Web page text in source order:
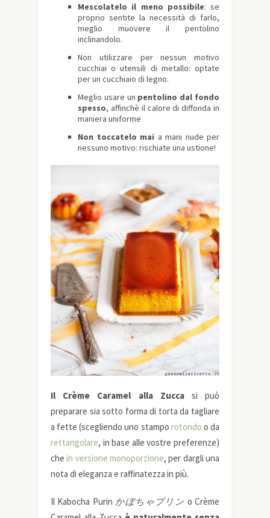
Mescolatelo il meno possibile: se
proprio sentite la necessità di farlo,
meglio muovere il pentolino
inclinandolo.
Non utilizzare per nessun motivo
cucchiai o utensili di metallo: optate
per un cucchiaio di legno.
Meglio usare un pentolino dal fondo
spesso, affinchè il calore di diffonda in
maniera uniforme
Non toccatelo mai a mani nude per
nessuno motivo: rischiate una ustione!
Il Crème Caramel alla Zuccasi può
preparare sia sotto forma di torta da tagliare
a fette (scegliendo uno stampo rotondo o da
rettangolare, in base alle vostre preferenze)
chein versione monoporzione, per dargli una
nota di eleganza e raffinatezza in più.
Il Kabocha Purin かぼちゃプリン o Crème